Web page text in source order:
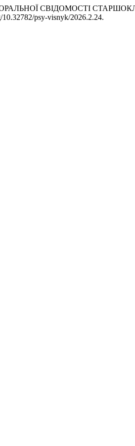
СВІДОМОСТІ
psy-visnyk/2026.2.24.